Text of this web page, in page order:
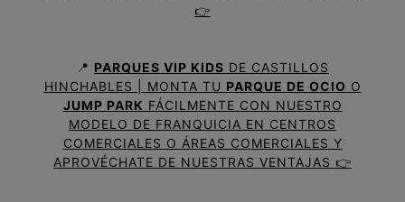
👉
📍 PARQUES VIP KIDS DE CASTILLOS
HINCHABLES | MONTA TU PARQUE DE OCIO O
JUMP PARK FÁCILMENTE CON NUESTRO
MODELO DE FRANQUICIA EN CENTROS
COMERCIALES O ÁREAS COMERCIALES Y
APROVÉCHATE DE NUESTRAS VENTAJAS 👉